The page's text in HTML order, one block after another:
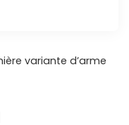
variante d’arme